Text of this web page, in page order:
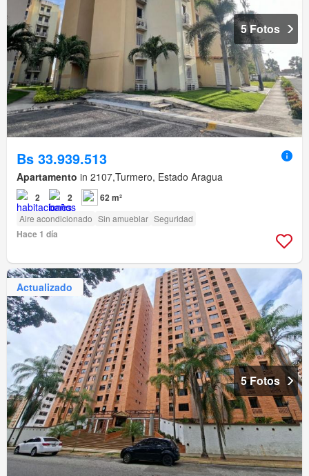
5 Fotos
Bs 33.939.513
Apartamento in 2107,Turmero, Estado Aragua
2 2 62 m²
Aire acondicionado Sin amueblar Seguridad
Hace 1 día
Actualizado
5 Fotos